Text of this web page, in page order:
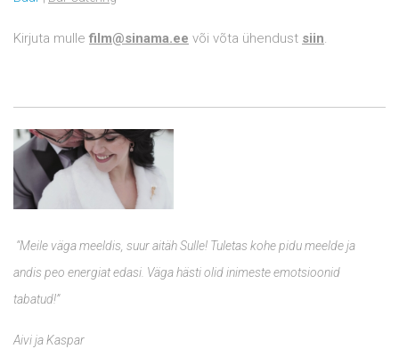
Kirjuta mulle film@sinama.ee või võta ühendust siin.
“Meile väga meeldis, suur aitäh Sulle! Tuletas kohe pidu meelde ja
andis peo energiat edasi. Väga hästi olid inimeste emotsioonid
tabatud!”
Aivi ja Kaspar